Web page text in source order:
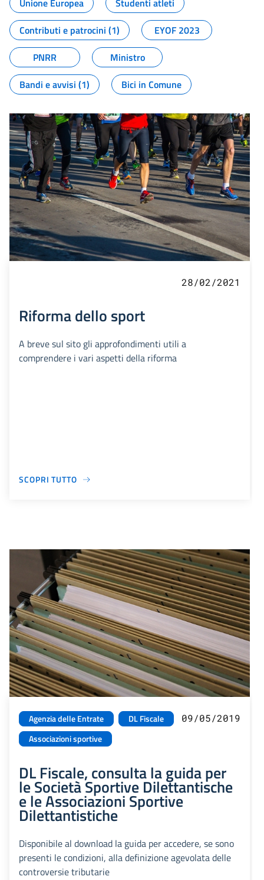
Unione Europea
Studenti atleti
Contributi e patrocini (1)
EYOF 2023
PNRR
Ministro
Bandi e avvisi (1)
Bici in Comune
28/02/2021
Riforma dello sport
A breve sul sito gli approfondimenti utili a
comprendere i vari aspetti della riforma
SCOPRI TUTTO
Agenzia delle Entrate
DL Fiscale
Associazioni sportive
09/05/2019
DL Fiscale, consulta la guida per
le Società Sportive Dilettantische
e le Associazioni Sportive
Dilettantistiche
Disponibile al download la guida per accedere, se sono
presenti le condizioni, alla definizione agevolata delle
controversie tributarie